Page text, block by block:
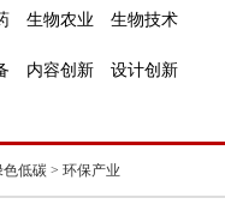
生物农业 生物技术
内容创新 设计创新
色低碳 > 环保产业